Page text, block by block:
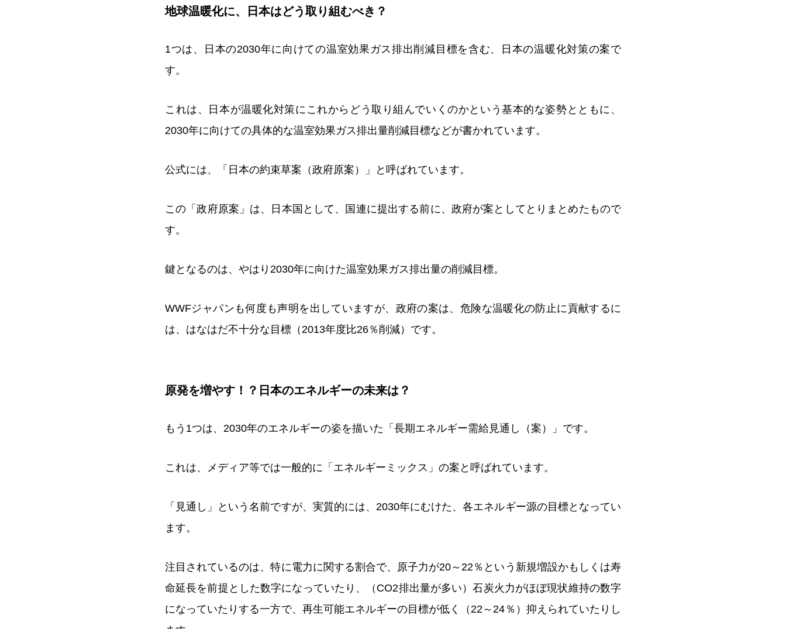
地球温暖化に、日本はどう取り組むべき？
1つは、日本の2030年に向けての温室効果ガス排出削減目標を含む、日本の温暖化対策の案で
す。
これは、日本が温暖化対策にこれからどう取り組んでいくのかという基本的な姿勢とともに、
2030年に向けての具体的な温室効果ガス排出量削減目標などが書かれています。
公式には、「日本の約束草案（政府原案）」と呼ばれています。
この「政府原案」は、日本国として、国連に提出する前に、政府が案としてとりまとめたもので
す。
鍵となるのは、やはり2030年に向けた温室効果ガス排出量の削減目標。
WWFジャパンも何度も声明を出していますが、政府の案は、危険な温暖化の防止に貢献するに
は、はなはだ不十分な目標（2013年度比26％削減）です。
原発を増やす！？日本のエネルギーの未来は？
もう1つは、2030年のエネルギーの姿を描いた「長期エネルギー需給見通し（案）」です。
これは、メディア等では一般的に「エネルギーミックス」の案と呼ばれています。
「見通し」という名前ですが、実質的には、2030年にむけた、各エネルギー源の目標となってい
ます。
注目されているのは、特に電力に関する割合で、原子力が20～22％という新規増設かもしくは寿
命延長を前提とした数字になっていたり、（CO2排出量が多い）石炭火力がほぼ現状維持の数字
になっていたりする一方で、再生可能エネルギーの目標が低く（22～24％）抑えられていたりし